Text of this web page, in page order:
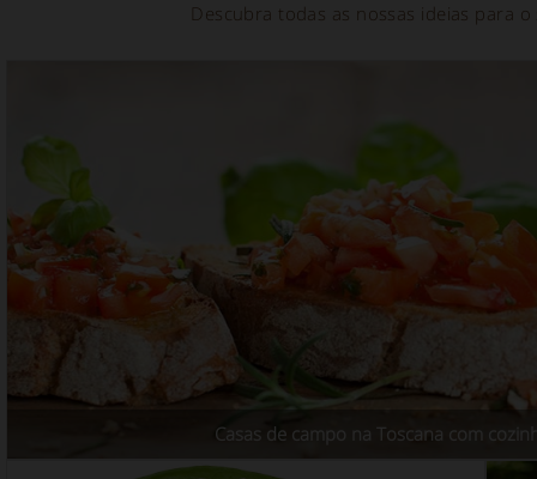
Descubra todas as nossas ideias para
Casas de campo na Toscana com